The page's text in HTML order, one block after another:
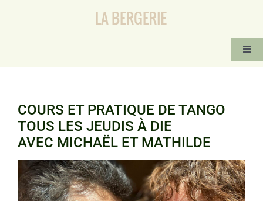
STAGES ET ÉVÈNEMENTS
CONTACT-IMPROVISATION
TANGO ARGENTIN
INFOS PRATIQUES
COURS ET PRATIQUE DE TANGO
TOUS LES JEUDIS À DIE
AVEC MICHAËL ET MATHILDE
Voir
l'image
agrandie